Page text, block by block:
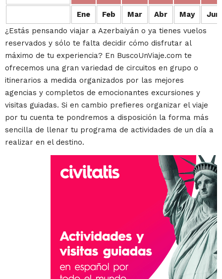
Ene Feb Mar Abr May Jun
¿Estás pensando viajar a Azerbaiyán o ya tienes vuelos
reservados y sólo te falta decidir cómo disfrutar al
máximo de tu experiencia? En BuscoUnViaje.com te
ofrecemos una gran variedad de circuitos en grupo o
itinerarios a medida organizados por las mejores
agencias y completos de emocionantes excursiones y
visitas guiadas. Si en cambio prefieres organizar el viaje
por tu cuenta te pondremos a disposición la forma más
sencilla de llenar tu programa de actividades de un día a
realizar en el destino.